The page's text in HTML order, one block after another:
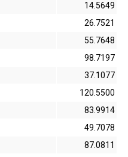
14.5649
26.7521
55.7648
98.7197
37.1077
120.5500
83.9914
49.7078
87.0811